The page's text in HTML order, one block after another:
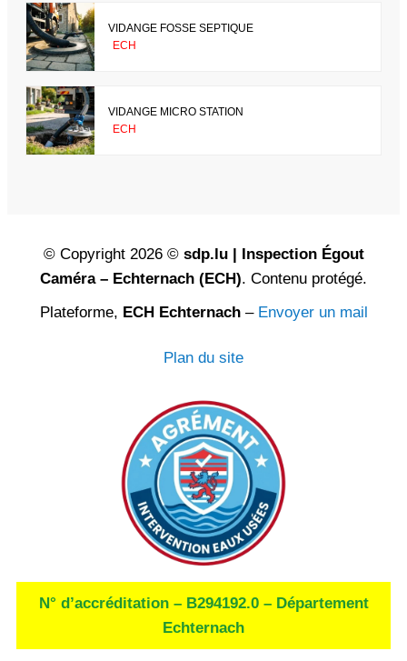
VIDANGE FOSSE SEPTIQUE
ECH
VIDANGE MICRO STATION
ECH
© Copyright 2026 © sdp.lu | Inspection Égout
Caméra – Echternach (ECH). Contenu protégé.
Plateforme, ECH Echternach– Envoyer un mail
Plan du site
N° d’accréditation – B294192.0 – Département
Echternach